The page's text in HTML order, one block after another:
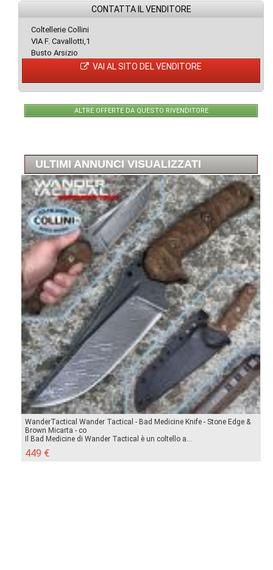
CONTATTA IL VENDITORE
Coltellerie Collini
VIA F. Cavallotti,1
Busto Arsizio
VAI AL SITO DEL VENDITORE
ALTRE OFFERTE DA QUESTO RIVENDITORE
ULTIMI ANNUNCI VISUALIZZATI
WanderTactical Wander Tactical - Bad Medicine Knife - Stone Edge &
Brown Micarta - co
Il Bad Medicine di Wander Tactical è un coltello a...
449 €